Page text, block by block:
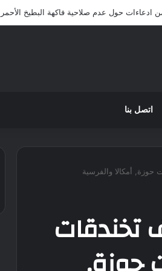
ادعاءات حول عدم صلاحية فاكهة البطيخ الأحمر
اتصل بنا
أمكالا والفرسية
تخندقات